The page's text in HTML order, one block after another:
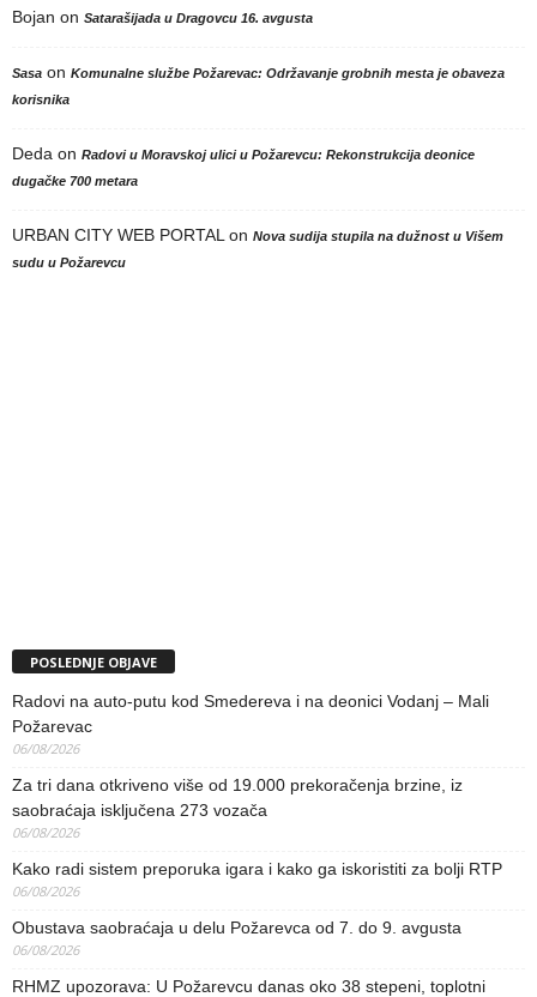
Bojan on Satarašijada u Dragovcu 16. avgusta
Sasa on Komunalne službe Požarevac: Održavanje grobnih mesta je obaveza
korisnika
Deda on Radovi u Moravskoj ulici u Požarevcu: Rekonstrukcija deonice
dugačke 700 metara
URBAN CITY WEB PORTALon Nova sudija stupila na dužnost u Višem
sudu u Požarevcu
POSLEDNJE OBJAVE
Radovi na auto-putu kod Smedereva i na deonici Vodanj – Mali
Požarevac
06/08/2026
Za tri dana otkriveno više od 19.000 prekoračenja brzine, iz
saobraćaja isključena 273 vozača
06/08/2026
Kako radi sistem preporuka igara i kako ga iskoristiti za bolji RTP
06/08/2026
Obustava saobraćaja u delu Požarevca od 7. do 9. avgusta
06/08/2026
RHMZ upozorava: U Požarevcu danas oko 38 stepeni, toplotni